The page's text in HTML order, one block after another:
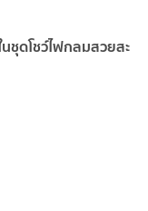
ชุดโชว์ไฟกลมสวยสะ